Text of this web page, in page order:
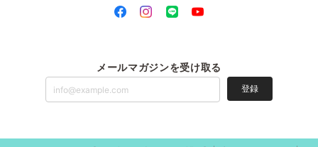
メールマガジンを受け取る
登録